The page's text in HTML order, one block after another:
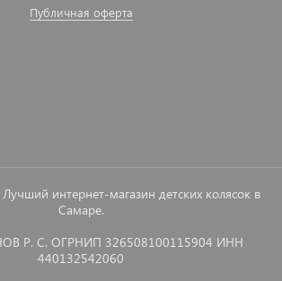
Публичная оферта
интернет-магазин детских колясок в
Самаре.
Р. С. ОГРНИП 326508100115904 ИНН
440132542060